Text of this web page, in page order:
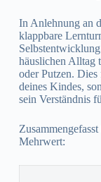
In Anlehnung an
klappbare
häuslichen Alltag
oder Putzen.
deines Kindes,
sein Verständnis
Mehrwert: